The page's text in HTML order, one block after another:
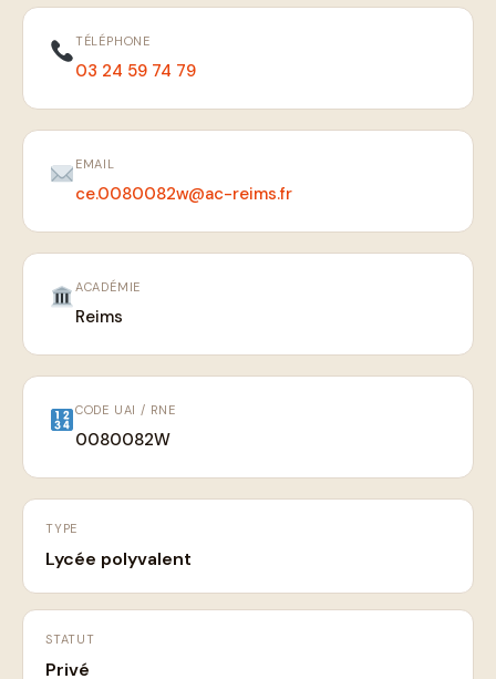
TÉLÉPHONE
03 24 59 74 79
EMAIL
ce.0080082w@ac-reims.fr
ACADÉMIE
Reims
CODE UAI / RNE
0080082W
TYPE
Lycée polyvalent
STATUT
Privé